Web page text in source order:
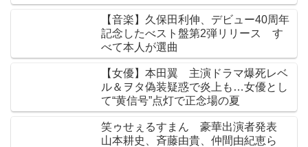
【音楽】久保田利伸、デビュー40周年
記念したべスト盤第2弾リリース す
べて本人が選曲
【女優】本田翼 主演ドラマ爆死レベ
ル＆ヲタ偽装疑惑で炎上も…女優とし
て“黄信号”点灯で正念場の夏
笑ゥせぇるすまん 豪華出演者発表
山本耕史、斉藤由貴、仲間由紀恵ら